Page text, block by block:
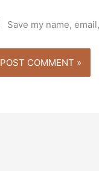
Save my name,